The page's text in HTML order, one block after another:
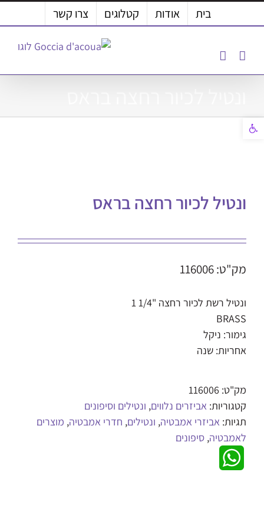
פתח סרגל נגישות
לתוכן
בית אודות קטלוגים צרו קשר
ונטיל לכיור רחצה בראס
מק"ט: 116006
ונטיל רשת לכיור רחצה "1/4 1
BRASS
גימור: ניקל
אחריות: שנה
מק"ט: 116006
קטגוריות: אביזרים נלווים, ונטילים וסיפונים
תגיות: אביזרי אמבטיה, ונטילים, חדרי אמבטיה, מוצרים
לאמבטיה, סיפונים